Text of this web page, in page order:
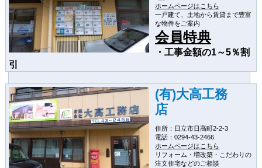
ホームページはこちら
一戸建て、土地から賃貸まで豊富
な物件をご案内
会員特典
・工事金額の1～5％割
引
(有)大高工務
店
住所：日立市日高町2-2-3
電話：0294-43-2466
ホームページはこちら
リフォーム・増改築・こだわりの
注文住宅などのご相談